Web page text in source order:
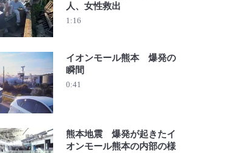
動画を再生 「頑張って」がれきかき分け ベトナム人の若
人、女性救出
1:16
動画を再生 イオンモール熊本 爆発の瞬間
イオンモール熊本 爆発の
瞬間
0:41
熊本地震 爆発が起きたイ
オンモール熊本の内部の様